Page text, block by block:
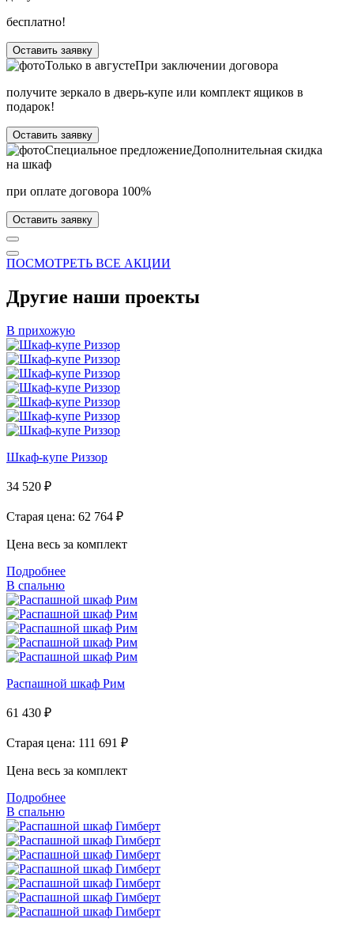
бесплатно!
Оставить заявку
Только в августеПри заключении договора
получите зеркало в дверь-купе или комплект ящиков в
подарок!
Оставить заявку
Специальное предложениеДополнительная скидка
на шкаф
при оплате договора 100%
Оставить заявку
ПОСМОТРЕТЬ ВСЕ АКЦИИ
Другие наши проекты
В прихожую
Шкаф-купе Риззор
34 520 ₽
Старая цена: 62 764 ₽
Цена весь за комплект
Подробнее
В спальню
Распашной шкаф Рим
61 430 ₽
Старая цена: 111 691 ₽
Цена весь за комплект
Подробнее
В спальню